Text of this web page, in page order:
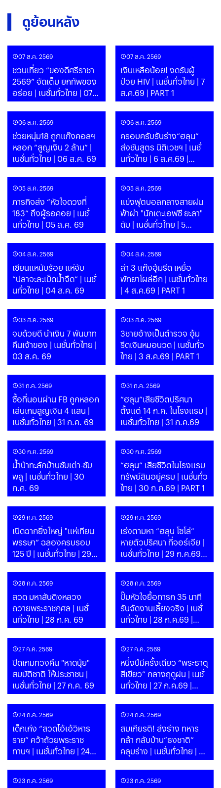
ดูย้อนหลัง
07 ส.ค. 2569
ชวนเที่ยว “ของดีศรีราชา
2569” จัดเต็ม ยกทัพของ
อร่อย | เนชั่นทั่วไทย | 07
ส.ค. 69
07 ส.ค. 2569
เงินเหลือน้อย! งดรับผู้
ป่วย HIV | เนชั่นทั่วไทย | 7
ส.ค.69 | PART 1
06 ส.ค. 2569
ช่วยหนุ่ม18 ถูกแก๊งคอลฯ
หลอก “สูญเงิน 2 ล้าน” |
เนชั่นทั่วไทย | 06 ส.ค. 69
06 ส.ค. 2569
ครอบครับรับร่าง“ฮลุน”
ส่งชันสูตร นิติเวชฯ | เนชั่
นทั่วไทย | 6 ส.ค.69 |
PART 1
05 ส.ค. 2569
ภารกิจส่ง “หัวใจดวงที่
183” ถึงผู้รอคอย | เนชั่
นทั่วไทย | 05 ส.ค. 69
05 ส.ค. 2569
แข่งฟุตบอลกลางสายฝน
ฟ้าผ่า "นักเตะเอฟซี ยะลา"
ดับ | เนชั่นทั่วไทย | 5
ส.ค.69 | PART 1
04 ส.ค. 2569
เซียนแหนับร้อย แห่จับ
“ปลาจะละเม็ดน้ำจืด” | เนชั่
นทั่วไทย | 04 ส.ค. 69
04 ส.ค. 2569
ล่า 3 แก๊งอุ้มรีด เหยื่อ
พัทยาโผล่อีก | เนชั่นทั่วไทย
| 4 ส.ค.69 | PART 1
03 ส.ค. 2569
จบด้วยดี นำเงิน 7 พันบาท
คืนเจ้าของ | เนชั่นทั่วไทย |
03 ส.ค. 69
03 ส.ค. 2569
3ชายอ้างเป็นตำรวจ อุ้ม
รีดเงินหมอนวด | เนชั่นทั่ว
ไทย | 3 ส.ค.69 | PART 1
31 ก.ค. 2569
ซื้อที่นอนผ่าน FB ถูกหลอก
เล่นเกมสูญเงิน 4 แสน |
เนชั่นทั่วไทย | 31 ก.ค. 69
31 ก.ค. 2569
“ฮลุน”เสียชีวิตปริศนา
ตั้งแต่ 14 ก.ค. ในโรงแรม |
เนชั่นทั่วไทย | 31 ก.ค.69
30 ก.ค. 2569
น้ำป่าทะลักบ้านซับเต่า-ซับ
พลู | เนชั่นทั่วไทย | 30
ก.ค. 69
30 ก.ค. 2569
“ฮลุน” เสียชีวิตในโรงแรม
ทรัพย์สินอยู่ครบ | เนชั่นทั่ว
ไทย | 30 ก.ค.69 | PART 1
29 ก.ค. 2569
เปิดฉากยิ่งใหญ่ "แห่เทียน
พรรษา” ฉลองครบรอบ
125 ปี | เนชั่นทั่วไทย | 29
ก.ค. 69
29 ก.ค. 2569
เร่งตามหา “ฮลุน โซโล่”
หายตัวปริศนา ที่จอร์เจีย |
เนชั่นทั่วไทย | 29 ก.ค.69 |
PART 1
28 ก.ค. 2569
สวด มหาสันติงหลวง
ถวายพระราชกุศล | เนชั่
นทั่วไทย | 28 ก.ค. 69
28 ก.ค. 2569
ปั๊มหัวใจยื้อทารก 35 นาที
รับจัดงานเลี้ยงจริง | เนชั่
นทั่วไทย | 28 ก.ค.69 |
PART 1
27 ก.ค. 2569
ปิดเกมทวงคืน "หาดนุ้ย"
สมบัติชาติ ให้ประชาชน |
เนชั่นทั่วไทย | 27 ก.ค. 69
27 ก.ค. 2569
หนึ่งปีมีครั้งเดียว “พระธาตุ
สีเขียว” กลางฤดูฝน | เนชั่
นทั่วไทย | 27 ก.ค.69 |
PART 1
24 ก.ค. 2569
เด็กเก่ง “สวดโอ้เอ้วิหาร
ราย” คว้าถ้วยพระราช
ทานฯ | เนชั่นทั่วไทย | 24
ก.ค. 69
24 ก.ค. 2569
สมเกียรติ! ส่งร่าง ทหาร
กล้า กลับบ้าน”ธงชาติ”
คลุมร่าง | เนชั่นทั่วไทย | 24
ก.ค.69
23 ก.ค. 2569 23 ก.ค. 2569